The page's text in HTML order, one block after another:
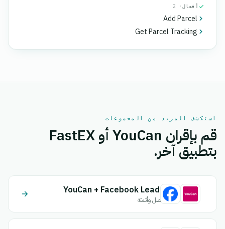
أفعال · 2
Add Parcel
Get Parcel Tracking
استكشف المزيد من المجموعات
قم بإقران YouCan أو FastEX
بتطبيق آخر.
YouCan + Facebook Leads
اتصل وأتمتة